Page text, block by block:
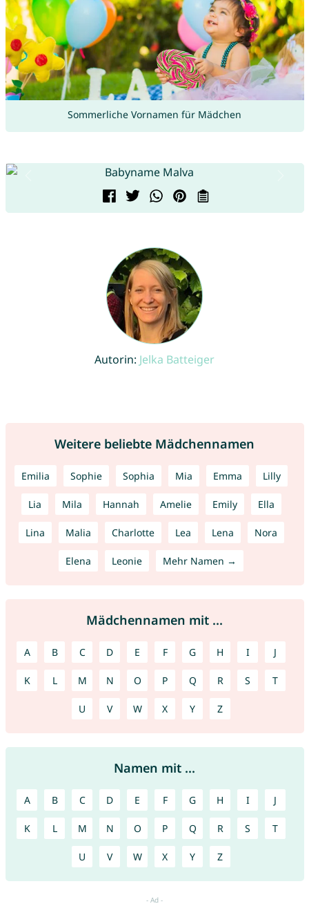
Sommerliche Vornamen für Mädchen
Autorin: Jelka Batteiger
Weitere beliebte Mädchennamen
Emilia Sophie Sophia Mia Emma Lilly
Lia Mila Hannah Amelie Emily Ella
Lina Malia Charlotte Lea Lena Nora
Elena Leonie Mehr Namen →
Mädchennamen mit ...
A B C D E F G H I J
K L M N O P Q R S T
U V W X Y Z
Namen mit ...
A B C D E F G H I J
K L M N O P Q R S T
U V W X Y Z